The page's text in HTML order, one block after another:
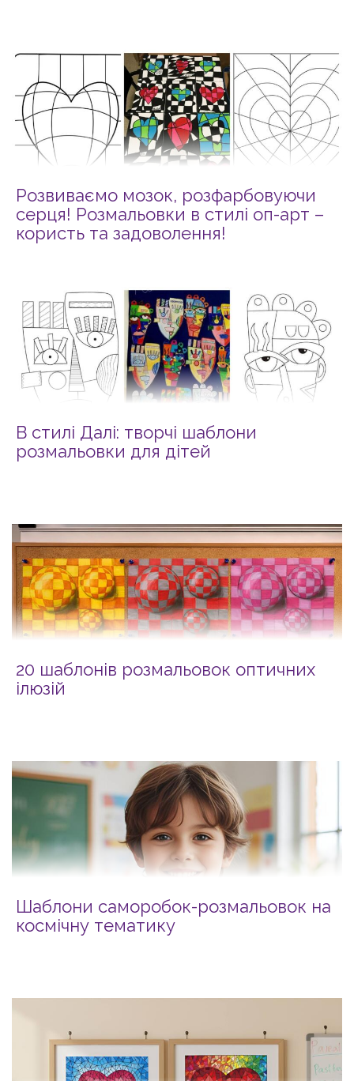
Розвиваємо мозок, розфарбовуючи
серця! Розмальовки в стилі оп-арт –
користь та задоволення!
В стилі Далі: творчі шаблони
розмальовки для дітей
20 шаблонів розмальовок оптичних
ілюзій
Шаблони саморобок-розмальовок на
космічну тематику